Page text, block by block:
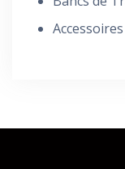
Accessoires